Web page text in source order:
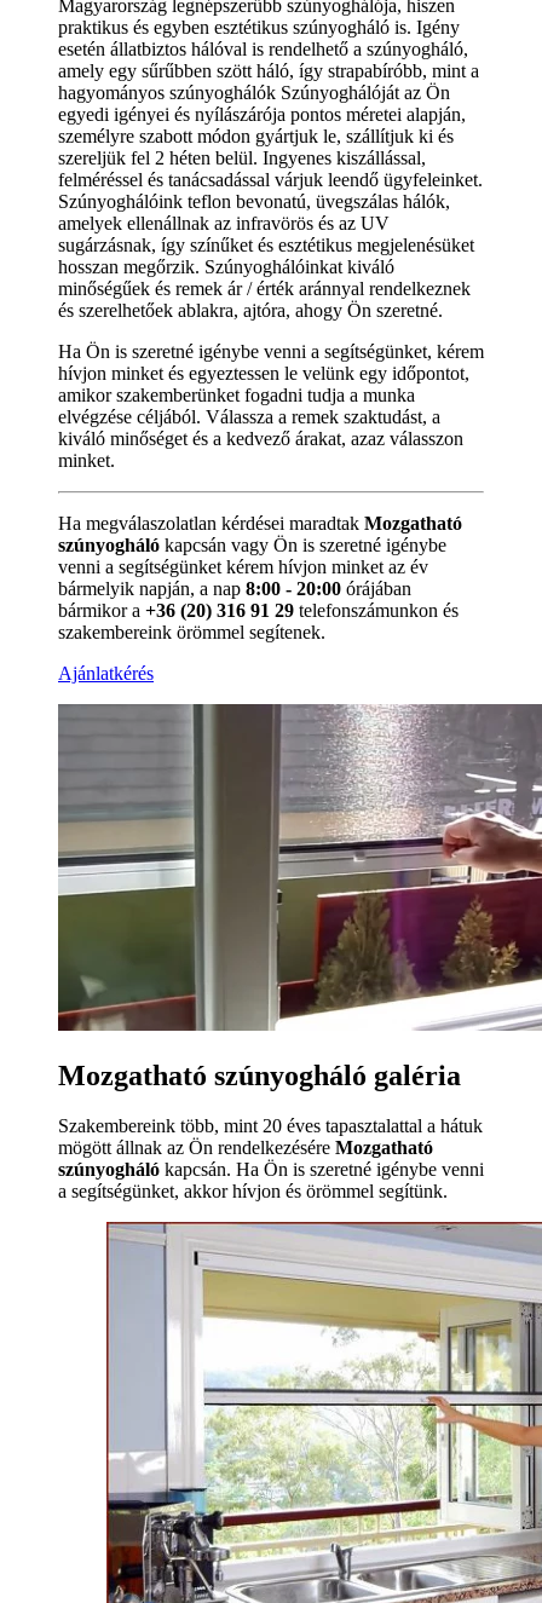
Magyarország legnépszerűbb szúnyoghálója, hiszen
praktikus és egyben esztétikus szúnyogháló is. Igény
esetén állatbiztos hálóval is rendelhető a szúnyogháló,
amely egy sűrűbben szött háló, így strapabíróbb, mint a
hagyományos szúnyoghálók Szúnyoghálóját az Ön
egyedi igényei és nyílászárója pontos méretei alapján,
személyre szabott módon gyártjuk le, szállítjuk ki és
szereljük fel 2 héten belül. Ingyenes kiszállással,
felméréssel és tanácsadással várjuk leendő ügyfeleinket.
Szúnyoghálóink teflon bevonatú, üvegszálas hálók,
amelyek ellenállnak az infravörös és az UV
sugárzásnak, így színűket és esztétikus megjelenésüket
hosszan megőrzik. Szúnyoghálóinkat kiváló
minőségűek és remek ár / érték aránnyal rendelkeznek
és szerelhetőek ablakra, ajtóra, ahogy Ön szeretné.
Ha Ön is szeretné igénybe venni a segítségünket, kérem
hívjon minket és egyeztessen le velünk egy időpontot,
amikor szakemberünket fogadni tudja a munka
elvégzése céljából. Válassza a remek szaktudást, a
kiváló minőséget és a kedvező árakat, azaz válasszon
minket.
Ha megválaszolatlan kérdései maradtak Mozgatható
szúnyogháló kapcsán vagy Ön is szeretné igénybe
venni a segítségünket kérem hívjon minket az év
bármelyik napján, a nap 8:00 - 20:00 órájában
bármikor a +36 (20) 316 91 29 telefonszámunkon és
szakembereink örömmel segítenek.
Ajánlatkérés
Mozgatható szúnyogháló galéria
Szakembereink több, mint 20 éves tapasztalattal a hátuk
mögött állnak az Ön rendelkezésére Mozgatható
szúnyogháló kapcsán. Ha Ön is szeretné igénybe venni
a segítségünket, akkor hívjon és örömmel segítünk.